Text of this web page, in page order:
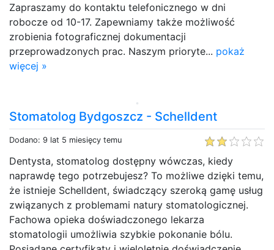
Zapraszamy do kontaktu telefonicznego w dni
robocze od 10-17. Zapewniamy także możliwość
zrobienia fotograficznej dokumentacji
przeprowadzonych prac. Naszym prioryte... pokaż
więcej »
Stomatolog Bydgoszcz - Schelldent
Dodano: 9 lat 5 miesięcy temu
Dentysta, stomatolog dostępny wówczas, kiedy
naprawdę tego potrzebujesz? To możliwe dzięki temu,
że istnieje Schelldent, świadczący szeroką gamę usług
związanych z problemami natury stomatologicznej.
Fachowa opieka doświadczonego lekarza
stomatologii umożliwia szybkie pokonanie bólu.